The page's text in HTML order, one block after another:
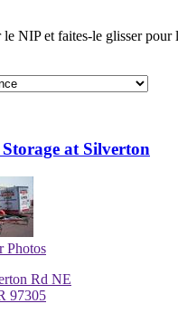
NIP et faites-le glisser pour
at Silverton
Photos
Rd NE
97305